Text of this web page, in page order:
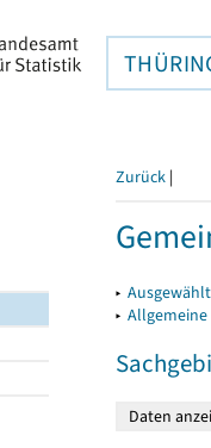
Zurück |
▸
▸